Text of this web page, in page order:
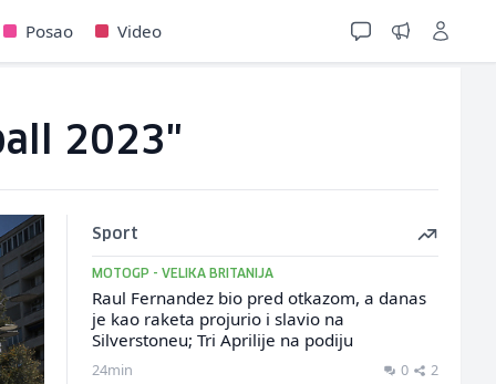
Posao Video
2023"
Sport
MOTOGP - VELIKA BRITANIJA
Raul Fernandez bio pred otkazom, a danas
je kao raketa projurio i slavio na
Silverstoneu; Tri Aprilije na podiju
24min 0 2